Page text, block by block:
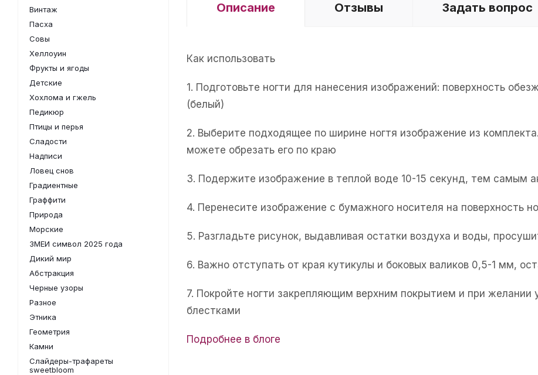
Описание Отзывы Задать вопрос
Как использовать
1. Подготовьте ногти для нанесения изображений: поверхность
(белый)
2. Выберите подходящее по ширине ногтя изображение из
можете обрезать его по краю
3. Подержите изображение в теплой воде 10-15 секунд, тем самым
4. Перенесите изображение с бумажного носителя на поверхность
5. Разгладьте рисунок, выдавливая остатки воздуха и воды,
6. Важно отступать от края кутикулы и боковых валиков 0,5-1 мм,
7. Покройте ногти закрепляющим верхним покрытием и при желании
блестками
Подробнее в блоге
Винтаж
Пасха
Совы
Хеллоуин
Фрукты и ягоды
Детские
Хохлома и гжель
Педикюр
Птицы и перья
Сладости
Надписи
Ловец снов
Градиентные
Граффити
Природа
Морские
ЗМЕИ символ 2025 года
Дикий мир
Абстракция
Черные узоры
Разное
Этника
Геометрия
Камни
Слайдеры-трафареты
sweetbloom